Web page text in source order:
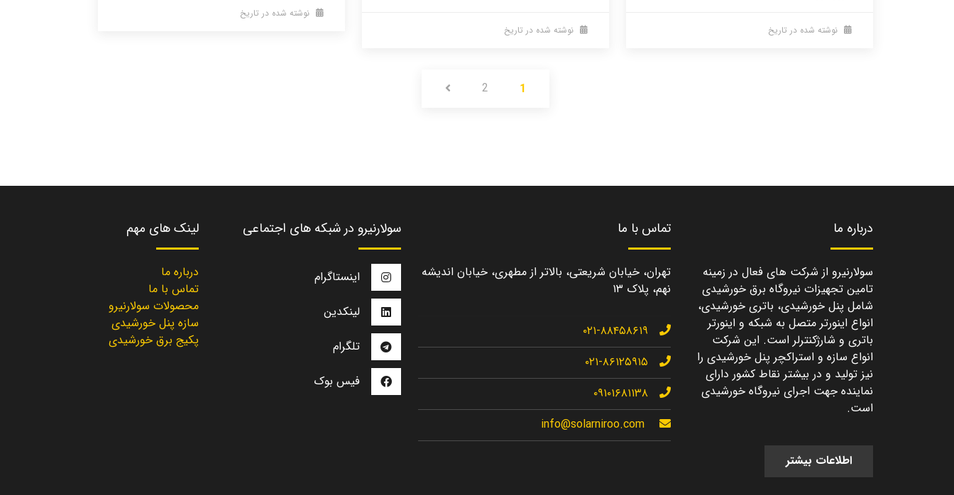
نوشته شده در تاریخ نوشته شده در تاریخ
نوشته شده در تاریخ
1
2
درباره ما
سولارنیرو از شرکت های فعال در زمینه
تامین تجهیزات نیروگاه برق خورشیدی
شامل پنل خورشیدی، باتری خورشیدی،
انواع اینورتر متصل به شبکه و اینورتر
باتری و شارژکنترلر است. این شرکت
انواع سازه و استراکچر پنل خورشیدی را
نیز تولید و در بیشتر نقاط کشور دارای
نماینده جهت اجرای نیروگاه خورشیدی
است.
اطلاعات بیشتر
تماس با ما
تهران، خیابان شریعتی، بالاتر از مطهری، خیابان اندیشه
نهم، پلاک ۱۳
۰۲۱-۸۸۴۵۸۶۱۹
۰۲۱-۸۶۱۲۵۹۱۵
۰۹۱۰۱۶۸۱۱۳۸
info@solarniroo.com
سولارنیرو در شبکه های اجتماعی
اینستاگرام
لینکدین
تلگرام
فیس بوک
لینک های مهم
درباره ما
تماس با ما
محصولات سولارنیرو
سازه پنل خورشیدی
پکیج برق خورشیدی